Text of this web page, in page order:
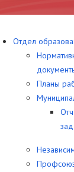
Отдел
Планы